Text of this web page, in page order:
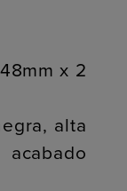
x 2
alta